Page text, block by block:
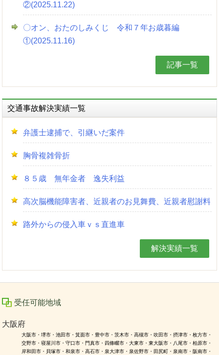
②(2025.11.22)
〇オン、おたのしみくじ 令和７年お歳暮編
①(2025.11.16)
記事一覧
交通事故解決実績一覧
弁護士逮捕で、引継いだ案件
胸骨複雑骨折
８５歳 無年金者 逸失利益
高次脳機能障害者、近親者のお見舞費、近親者慰謝料
路外からの侵入車ｖｓ直進車
解決実績一覧
受任可能地域
大阪府
大阪市・堺市・池田市・箕面市・豊中市・茨木市・高槻市・吹田市・摂津市・枚方市・
交野市・寝屋川市・守口市・門真市・四條畷市・大東市・東大阪市・八尾市・柏原市・
岸和田市・貝塚市・和泉市・高石市・泉大津市・泉佐野市・田尻町・泉南市・阪南市・